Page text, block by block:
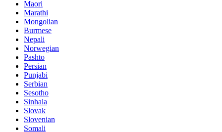
Maori
Marathi
Mongolian
Burmese
Nepali
Norwegian
Pashto
Persian
Punjabi
Serbian
Sesotho
Sinhala
Slovak
Slovenian
Somali